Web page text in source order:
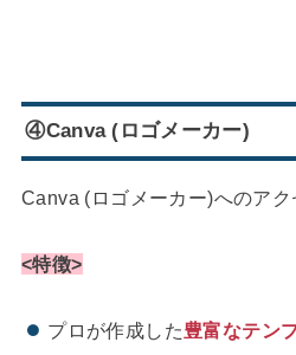
④Canva (ロゴメーカー)
Canva (ロゴメーカー)へのアク
<特徴>
プロが作成した豊富なテン